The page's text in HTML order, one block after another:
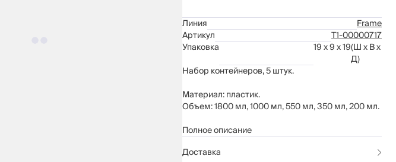
Линия
Frame
Артикул
Т1-00000717
Упаковка
19 x 9 x 19(Ш x В x
Д)
Набор контейнеров, 5 штук.
Материал: пластик.
Объем: 1800 мл, 1000 мл, 550 мл, 350 мл, 200 мл.
Рекомендуется мыть вручную с использованием
посудомоечной машине.
Полное описание
Доставка